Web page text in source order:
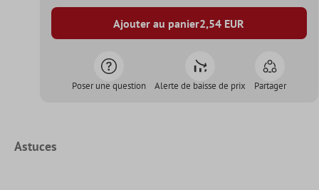
Ajouter au panier2,54 EUR
Poser une question Alerte de baisse de prix Partager
Astuces